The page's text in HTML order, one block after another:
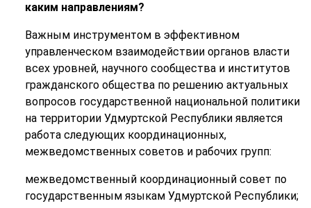
каким направлениям?
Важным инструментом в эффективном
управленческом взаимодействии органов власти
всех уровней, научного сообщества и институтов
гражданского общества по решению актуальных
вопросов государственной национальной политики
на территории Удмуртской Республики является
работа следующих координационных,
межведомственных советов и рабочих групп:
межведомственный координационный совет по
государственным языкам Удмуртской Республики;